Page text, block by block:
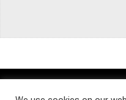
TERMS AND